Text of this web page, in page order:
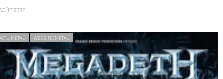
2026
METAL WEBZINE METAL